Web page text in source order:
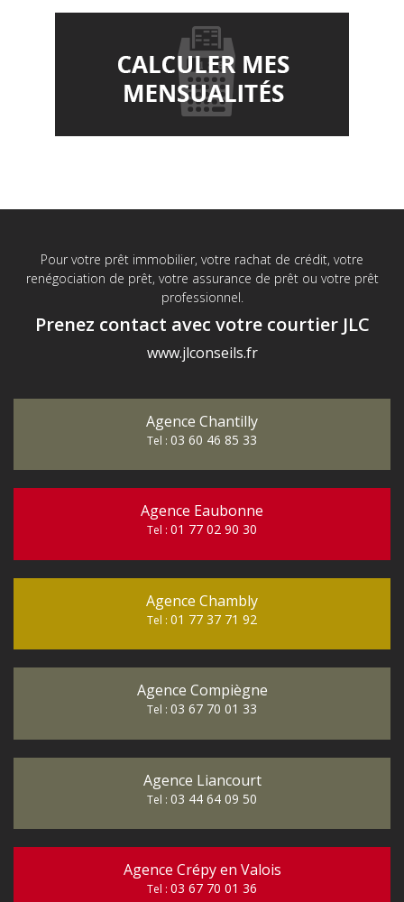
Pour votre prêt immobilier, votre rachat de crédit, votre
renégociation de prêt, votre assurance de prêt ou votre prêt
professionnel.
Prenez contact avec votre courtier JLC
www.jlconseils.fr
Agence Chantilly
Tel : 03 60 46 85 33
Agence Eaubonne
Tel : 01 77 02 90 30
Agence Chambly
Tel : 01 77 37 71 92
Agence Compiègne
Tel : 03 67 70 01 33
Agence Liancourt
Tel : 03 44 64 09 50
Agence Crépy en Valois
Tel : 03 67 70 01 36